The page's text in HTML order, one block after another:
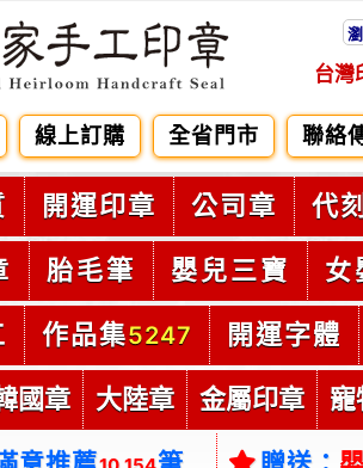
台灣
線上訂購 全省門市 聯絡
開運印章 公司章 代
胎毛筆 嬰兒三寶 女
作品集5247 開運字體
國章 大陸章 金屬印章 寵